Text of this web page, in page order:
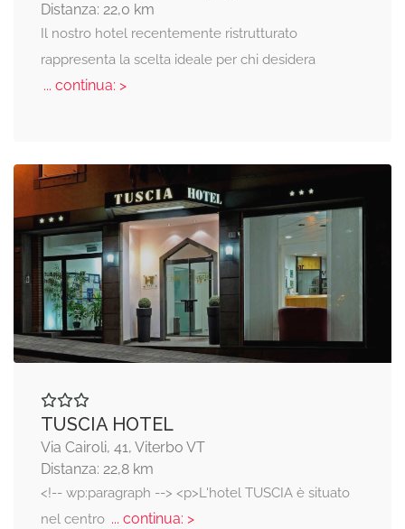
Distanza: 22,0 km
Il nostro hotel recentemente ristrutturato
rappresenta la scelta ideale per chi desidera
... continua: >
TUSCIA HOTEL
Via Cairoli, 41, Viterbo VT
Distanza: 22,8 km
<!-- wp:paragraph --> <p>L'hotel TUSCIA è situato
nel centro... continua: >